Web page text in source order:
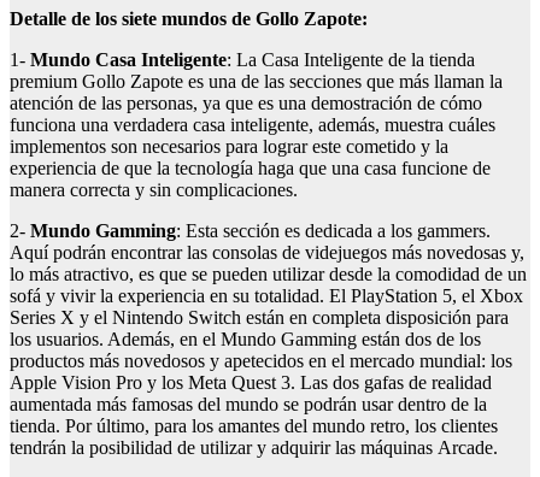
Detalle de los siete mundos de Gollo Zapote:
1- Mundo Casa Inteligente: La Casa Inteligente de la tienda
premium Gollo Zapote es una de las secciones que más llaman la
atención de las personas, ya que es una demostración de cómo
funciona una verdadera casa inteligente, además, muestra cuáles
implementos son necesarios para lograr este cometido y la
experiencia de que la tecnología haga que una casa funcione de
manera correcta y sin complicaciones.
2- Mundo Gamming: Esta sección es dedicada a los gammers.
Aquí podrán encontrar las consolas de videjuegos más novedosas y,
lo más atractivo, es que se pueden utilizar desde la comodidad de un
sofá y vivir la experiencia en su totalidad. El PlayStation 5, el Xbox
Series X y el Nintendo Switch están en completa disposición para
los usuarios. Además, en el Mundo Gamming están dos de los
productos más novedosos y apetecidos en el mercado mundial: los
Apple Vision Pro y los Meta Quest 3. Las dos gafas de realidad
aumentada más famosas del mundo se podrán usar dentro de la
tienda. Por último, para los amantes del mundo retro, los clientes
tendrán la posibilidad de utilizar y adquirir las máquinas Arcade.